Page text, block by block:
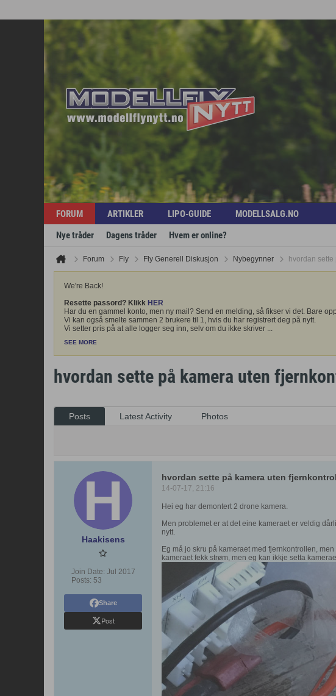
FORUM ARTIKLER LIPO-GUIDE
MODELLSALG.NO
Nye tråder
Dagens tråder Hvem er online?
Forum Fly Fly Generell Diskusjon Nybegynner hvordan sette
We're Back!
Resette passord? Klikk HER
Har du en gammel konto, men ny mail? Send en melding, så fikser vi det. Bare
Vi kan også smelte sammen 2 brukere til 1, hvis du har registrert deg på nytt.
Vi setter pris på at alle logger seg inn, selv om du ikke skriver ...
SEE MORE
hvordan sette på kamera uten
Posts Latest Activity Photos
Haakisens
Join Date: Jul 2017
Posts: 53
Share
Post
hvordan sette på kamera uten
14-07-17, 21:16
Hei eg har demontert 2 drone kamera.
Men problemet er at det eine kameraet er veldig
nytt.
Eg må jo skru på kameraet med fjernkontrollen,
kameraet fekk strøm, men eg kan ikkje setta